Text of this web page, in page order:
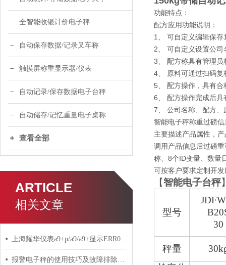
全智能收银计价电子秤
自动保存数据/记录叉车称
触摸屏称重显示器/仪表
自动记录/保存数据电子台秤
自动储存/记忆重量电子桌称
查看全部
ARTICLE
相关文章
上海耀华仪表a9+p/a9/a9+显示ERR05怎么处理
报警电子秤的使用技巧及故障排除方法分享
功能特点：
配方应用功能说明：
1、 可自定义编辑保
2、 可自定义设置公
3、 配方称具有管理
4、 原料可通过扫码
5、 配方操作，具有
6、 配方操作完成后
7、 公司名称、配方
智能电子秤称重过磅
主要描述产品属性，
调用产品信息后过磅
称、8个ID变量、数量
可按客户要求定制开
【智能电子台秤
型号
30
秤量